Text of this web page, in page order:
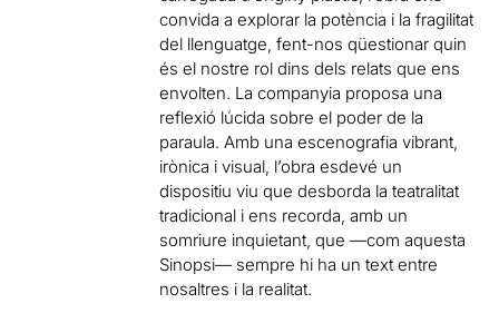
convida a explorar la potència i la fragilitat
del llenguatge, fent-nos qüestionar quin
és el nostre rol dins dels relats que ens
envolten. La companyia proposa una
reflexió lúcida sobre el poder de la
paraula. Amb una escenografia vibrant,
irònica i visual, l’obra esdevé un
dispositiu viu que desborda la teatralitat
tradicional i ens recorda, amb un
somriure inquietant, que —com aquesta
Sinopsi— sempre hi ha un text entre
nosaltres i la realitat.